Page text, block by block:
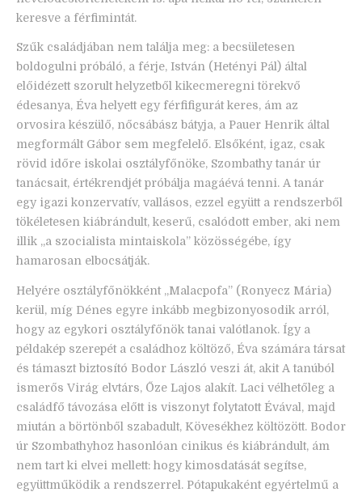
keresve a férfimintát.
Szűk családjában nem találja meg: a becsületesen
boldogulni próbáló, a férje, István (Hetényi Pál) által
előidézett szorult helyzetből kikecmeregni törekvő
édesanya, Éva helyett egy férfifigurát keres, ám az
orvosira készülő, nőcsábász bátyja, a Pauer Henrik által
megformált Gábor sem megfelelő. Elsőként, igaz, csak
rövid időre iskolai osztályfőnöke, Szombathy tanár úr
tanácsait, értékrendjét próbálja magáévá tenni. A tanár
egy igazi konzervatív, vallásos, ezzel együtt a rendszerből
tökéletesen kiábrándult, keserű, csalódott ember, aki nem
illik „a szocialista mintaiskola” közösségébe, így
hamarosan elbocsátják.
Helyére osztályfőnökként „Malacpofa” (Ronyecz Mária)
kerül, míg Dénes egyre inkább megbizonyosodik arról,
hogy az egykori osztályfőnök tanai valótlanok. Így a
példakép szerepét a családhoz költöző, Éva számára társat
és támaszt biztosító Bodor László veszi át, akit A tanúból
ismerős Virág elvtárs, Őze Lajos alakít. Laci vélhetőleg a
családfő távozása előtt is viszonyt folytatott Évával, majd
miután a börtönből szabadult, Kövesékhez költözött. Bodor
úr Szombathyhoz hasonlóan cinikus és kiábrándult, ám
nem tart ki elvei mellett: hogy kimosdatását segítse,
együttműködik a rendszerrel. Pótapukaként egyértelmű a